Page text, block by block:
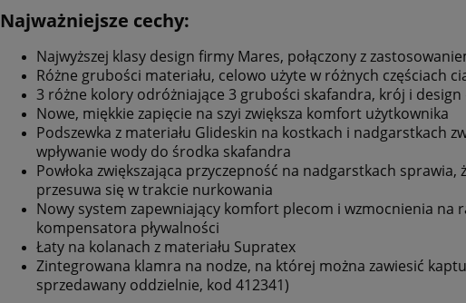
Najważniejsze cechy:
Najwyższej klasy design firmy Mares, połączony z
Różne grubości materiału, celowo użyte w różnych częściach
3 różne kolory odróżniające 3 grubości skafandra, krój i design
Nowe, miękkie zapięcie na szyi zwiększa komfort użytkownika
Podszewka z materiału Glideskin na kostkach i nadgarstkach
wpływanie wody do środka skafandra
Powłoka zwiększająca przyczepność na nadgarstkach
przesuwa się w trakcie nurkowania
Nowy system zapewniający komfort plecom i wzmocnienia
kompensatora pływalności
Łaty na kolanach z materiału Supratex
Zintegrowana klamra na nodze, na której można zawiesić
sprzedawany oddzielnie, kod 412341)